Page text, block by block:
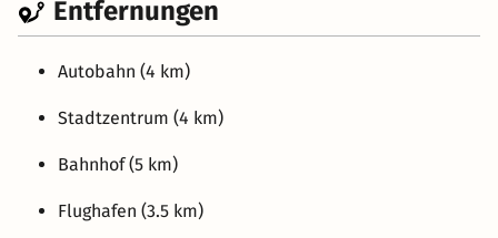
Entfernungen
Autobahn (4 km)
Stadtzentrum (4 km)
Bahnhof (5 km)
Flughafen (3.5 km)